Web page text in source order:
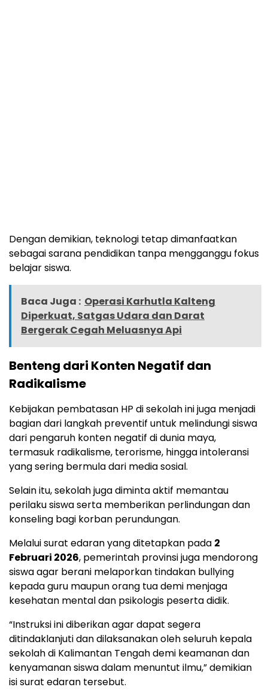
Dengan demikian, teknologi tetap dimanfaatkan
sebagai sarana pendidikan tanpa mengganggu fokus
belajar siswa.
Baca Juga : Operasi Karhutla Kalteng
Diperkuat, Satgas Udara dan Darat
Bergerak Cegah Meluasnya Api
Benteng dari Konten Negatif dan
Radikalisme
Kebijakan pembatasan HP di sekolah ini juga menjadi
bagian dari langkah preventif untuk melindungi siswa
dari pengaruh konten negatif di dunia maya,
termasuk radikalisme, terorisme, hingga intoleransi
yang sering bermula dari media sosial.
Selain itu, sekolah juga diminta aktif memantau
perilaku siswa serta memberikan perlindungan dan
konseling bagi korban perundungan.
Melalui surat edaran yang ditetapkan pada 2
Februari 2026, pemerintah provinsi juga mendorong
siswa agar berani melaporkan tindakan bullying
kepada guru maupun orang tua demi menjaga
kesehatan mental dan psikologis peserta didik.
“Instruksi ini diberikan agar dapat segera
ditindaklanjuti dan dilaksanakan oleh seluruh kepala
sekolah di Kalimantan Tengah demi keamanan dan
kenyamanan siswa dalam menuntut ilmu,” demikian
isi surat edaran tersebut.